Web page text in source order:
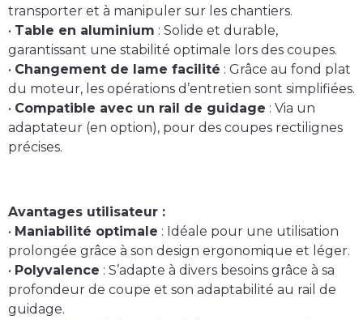
transporter et à manipuler sur les chantiers.
• Table en aluminium : Solide et durable,
garantissant une stabilité optimale lors des coupes.
• Changement de lame facilité : Grâce au fond plat
du moteur, les opérations d’entretien sont simplifiées.
• Compatible avec un rail de guidage : Via un
adaptateur (en option), pour des coupes rectilignes
précises.
Avantages utilisateur :
• Maniabilité optimale : Idéale pour une utilisation
prolongée grâce à son design ergonomique et léger.
• Polyvalence : S’adapte à divers besoins grâce à sa
profondeur de coupe et son adaptabilité au rail de
guidage.